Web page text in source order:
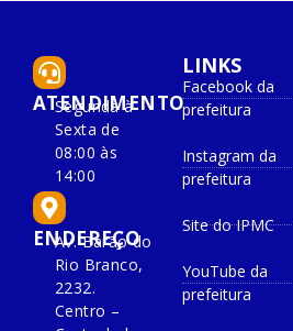
ATENDIMENTO
Segunda à
Sexta de
08:00 às
14:00
ENDEREÇO
Av. Barão do
Rio Branco,
2232.
Centro –
LINKS
Facebook da
prefeitura
Instagram da
prefeitura
Site do IPMC
YouTube da
prefeitura